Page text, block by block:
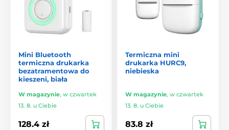
Mini Bluetooth
termiczna drukarka
bezatramentowa do
kieszeni, biała
W magazynie, w czwartek
13. 8. u Ciebie
128.4 zł
Termiczna mini
drukarka HURC9,
niebieska
W magazynie, w czwartek
13. 8. u Ciebie
83.8 zł